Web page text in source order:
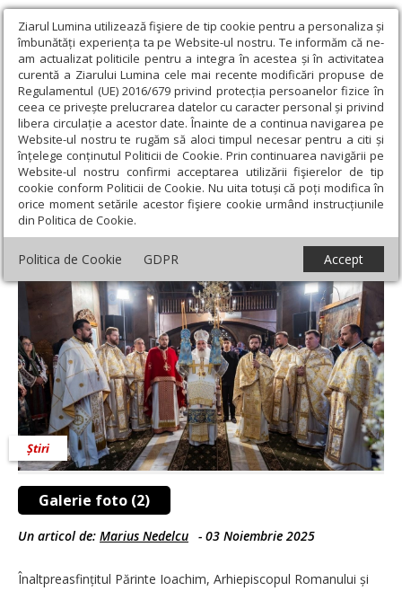
Ziarul Lumina utilizează fişiere de tip cookie pentru a personaliza și
îmbunătăți experiența ta pe Website-ul nostru. Te informăm că ne-
am actualizat politicile pentru a integra în acestea și în activitatea
curentă a Ziarului Lumina cele mai recente modificări propuse de
Regulamentul (UE) 2016/679 privind protecția persoanelor fizice în
ceea ce privește prelucrarea datelor cu caracter personal și privind
libera circulație a acestor date. Înainte de a continua navigarea pe
Website-ul nostru te rugăm să aloci timpul necesar pentru a citi și
înțelege conținutul Politicii de Cookie. Prin continuarea navigării pe
Website-ul nostru confirmi acceptarea utilizării fişierelor de tip
cookie conform Politicii de Cookie. Nu uita totuși că poți modifica în
orice moment setările acestor fişiere cookie urmând instrucțiunile
din Politica de Cookie.
Politica de Cookie GDPR Accept
Ziarul Lumina › Actualitate religioasă › Știri › Ziua recunoștinței
la Parohia Bărcu-Goșmani din Neamț
Ziua recunoștinței la Parohia Bărcu-
Goșmani din Neamț
Galerie foto (2)
Știri
Un articol de: Marius Nedelcu - 03 Noiembrie 2025
Înaltpreasfințitul Părinte Ioachim, Arhiepiscopul Romanului și